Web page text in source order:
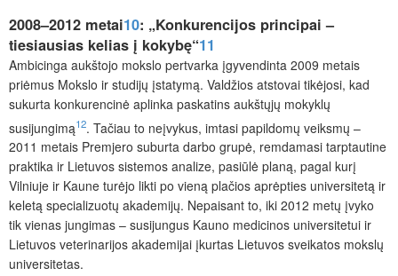
2008–2012 metai10: „Konkurencijos principai –
tiesiausias kelias į kokybę“11
Ambicinga aukštojo mokslo pertvarka įgyvendinta 2009 metais
priėmus Mokslo ir studijų įstatymą. Valdžios atstovai tikėjosi, kad
sukurta konkurencinė aplinka paskatins aukštųjų mokyklų
susijungimą12. Tačiau to neįvykus, imtasi papildomų veiksmų –
2011 metais Premjero suburta darbo grupė, remdamasi tarptautine
praktika ir Lietuvos sistemos analize, pasiūlė planą, pagal kurį
Vilniuje ir Kaune turėjo likti po vieną plačios aprėpties universitetą ir
keletą specializuotų akademijų. Nepaisant to, iki 2012 metų įvyko
tik vienas jungimas – susijungus Kauno medicinos universitetui ir
Lietuvos veterinarijos akademijai įkurtas Lietuvos sveikatos mokslų
universitetas.